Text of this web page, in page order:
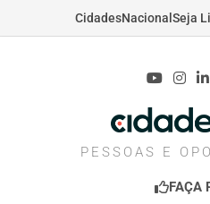
CidadesNacional Seja
PESSOAS E
FAÇA